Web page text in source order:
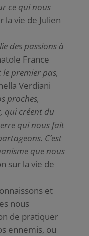
ce qui nous
la vie de Julien
des passions à
France
le premier pas,
Verdiani
proches,
qui créent du
qui nous fait
C’est
que nous
sur la vie de
et
nous
de pratiquer
ennemis, ou